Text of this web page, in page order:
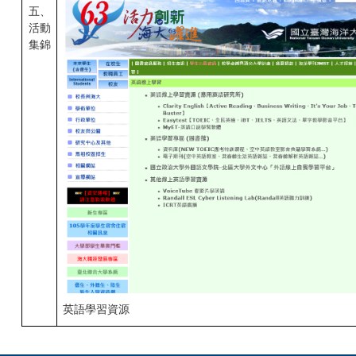
五、
活動
集錦
英語學習資源